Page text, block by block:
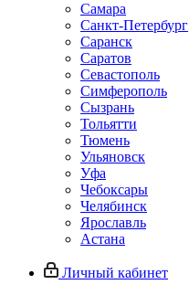
Самара
Санкт-Петербург
Саранск
Саратов
Севастополь
Симферополь
Сызрань
Тольятти
Тюмень
Ульяновск
Уфа
Чебоксары
Челябинск
Ярославль
Астана
Личный кабинет